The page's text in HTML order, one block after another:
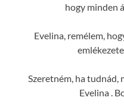
hogy minden
Evelina, remélem,
Szeretném, ha tudnád,
Evelina .